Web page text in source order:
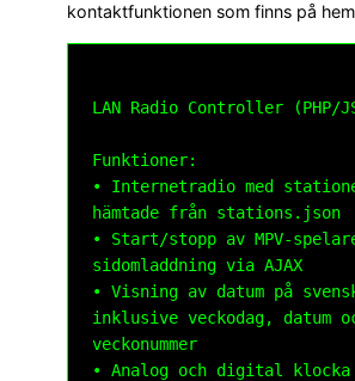
kontaktfunktionen som finns på
LAN Radio Controller (PHP/
Funktioner:
• Internetradio med
hämtade från stations.json
• Start/stopp av MPV-
sidomladdning via AJAX
• Visning av datum på
inklusive veckodag, datum
veckonummer
• Analog och digital